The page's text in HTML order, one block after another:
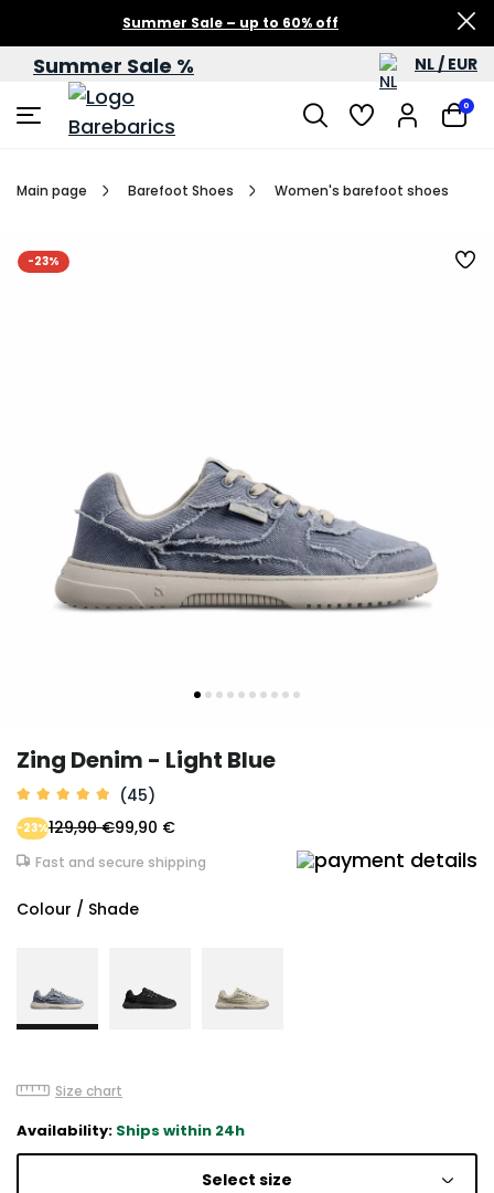
Summer Sale – up to 60% off
Summer Sale % NL / EUR
0
Main page Barefoot Shoes Women's barefoot shoes
-23%
Zing Denim - Light Blue
(45)
99,90 €
-23%129,90 €
Fast and secure shipping
Colour / Shade
Size chart
Availability: Ships within 24h
Select size